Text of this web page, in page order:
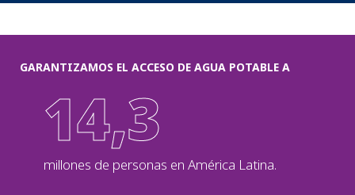
GARANTIZAMOS EL ACCESO DE AGUA POTABLE A
14,3
millones de personas en América Latina.